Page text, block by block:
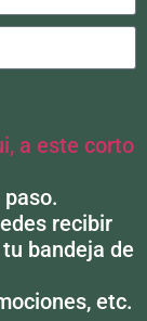
a este corto
recibir
bandeja de
etc.